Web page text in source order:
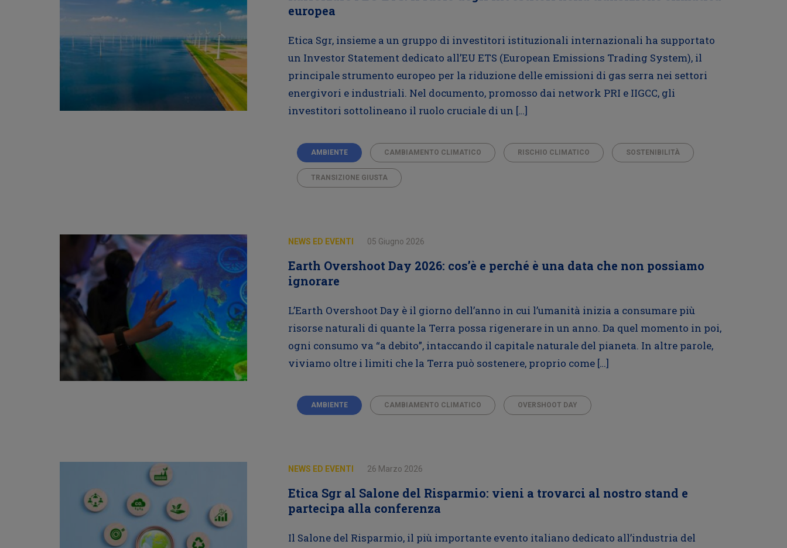
europea
Etica Sgr, insieme a un gruppo di investitori istituzionali internazionali ha supportato
un Investor Statement dedicato all’EU ETS (European Emissions Trading System), il
principale strumento europeo per la riduzione delle emissioni di gas serra nei settori
energivori e industriali. Nel documento, promosso dai network PRI e IIGCC, gli
investitori sottolineano il ruolo cruciale di un […]
AMBIENTE CAMBIAMENTO CLIMATICO RISCHIO CLIMATICO SOSTENIBILITÀ
TRANSIZIONE GIUSTA
NEWS ED EVENTI 05 Giugno 2026
Earth Overshoot Day 2026: cos’è e perché è una data che non possiamo
ignorare
L’Earth Overshoot Day è il giorno dell’anno in cui l’umanità inizia a consumare più
risorse naturali di quante la Terra possa rigenerare in un anno. Da quel momento in poi,
ogni consumo va “a debito”, intaccando il capitale naturale del pianeta. In altre parole,
viviamo oltre i limiti che la Terra può sostenere, proprio come […]
AMBIENTE CAMBIAMENTO CLIMATICO OVERSHOOT DAY
NEWS ED EVENTI 26 Marzo 2026
Etica Sgr al Salone del Risparmio: vieni a trovarci al nostro stand e
partecipa alla conferenza
Il Salone del Risparmio, il più importante evento italiano dedicato all’industria del